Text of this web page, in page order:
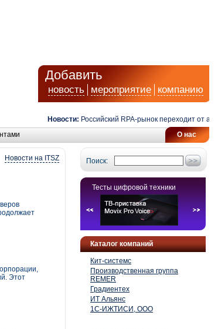
Добавить
новость мероприятие компанию
Новости: Российский RPA-рынок переходит от
О нас
Поиск:
Тесты цифровой техники
Каталог компаний
Кит-системс
Производственная группа
REMER
Градиентех
ИТ Альянс
1С-ИЖТИСИ, ООО
Новости на ITSZ
Этот